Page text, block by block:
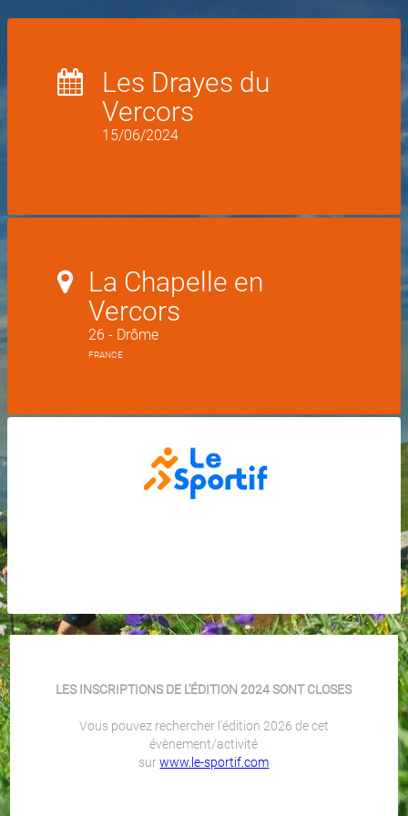
Les Drayes du
Vercors
15/06/2024
La Chapelle en
Vercors
26 - Drôme
FRANCE
LES INSCRIPTIONS DE L'ÉDITION 2024 SONT CLOSES
Vous pouvez rechercher l'édition 2026 de cet
évènement/activité
surwww.le-sportif.com